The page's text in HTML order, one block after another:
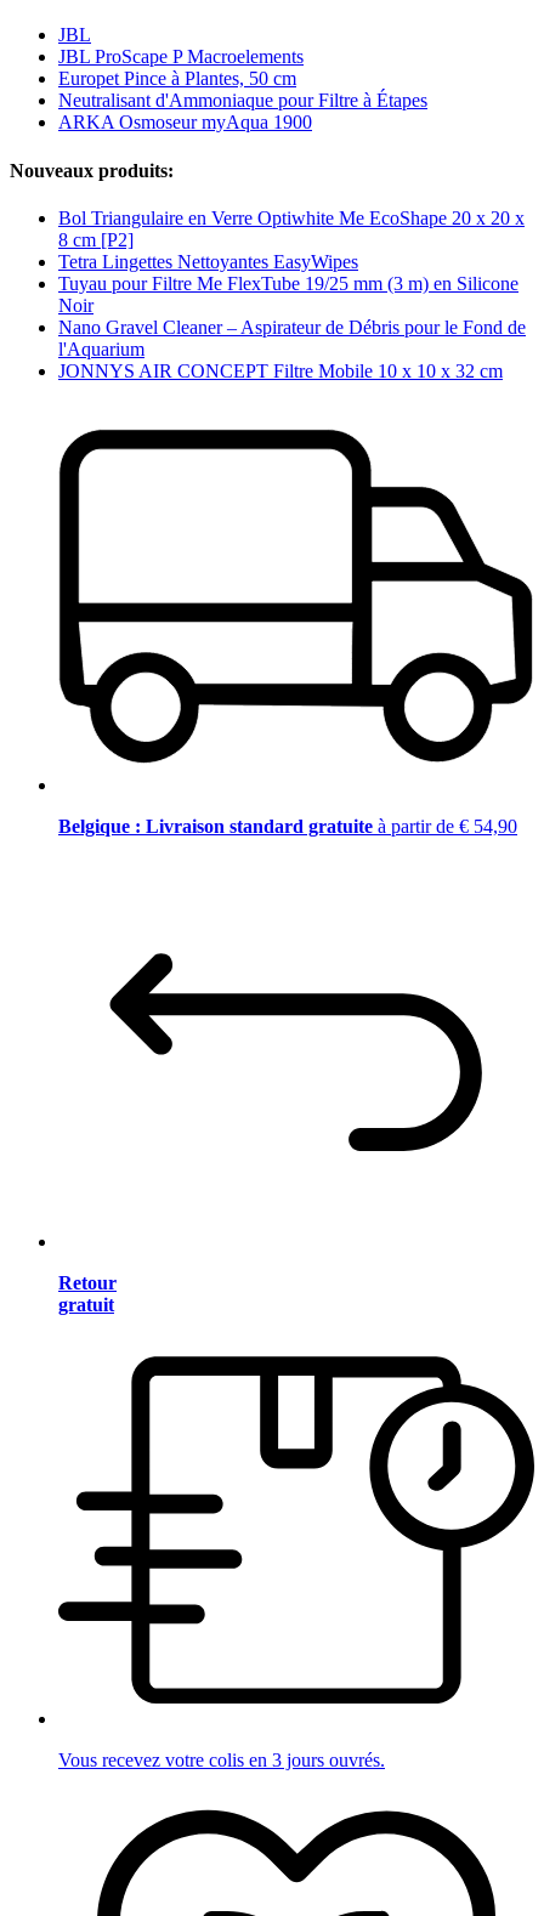
JBL
JBL ProScape P Macroelements
Europet Pince à Plantes, 50 cm
Neutralisant d'Ammoniaque pour Filtre à Étapes
ARKA Osmoseur myAqua 1900
Nouveaux produits:
Bol Triangulaire en Verre Optiwhite Me EcoShape 20 x 20 x
8 cm [P2]
Tetra Lingettes Nettoyantes EasyWipes
Tuyau pour Filtre Me FlexTube 19/25 mm (3 m) en Silicone
Noir
Nano Gravel Cleaner – Aspirateur de Débris pour le Fond de
l'Aquarium
JONNYS AIR CONCEPT Filtre Mobile 10 x 10 x 32 cm
Belgique : Livraison standard gratuite à partir de € 54,90
Retour
gratuit
Vous recevez votre colis en 3 jours ouvrés.